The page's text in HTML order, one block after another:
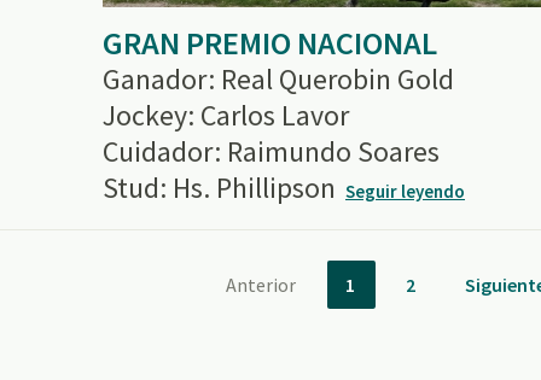
GRAN PREMIO NACIONAL
Ganador: Real Querobin Gold
Jockey: Carlos Lavor
Cuidador: Raimundo Soares
Stud: Hs. Phillipson Seguir leyendo
Anterior 1 2